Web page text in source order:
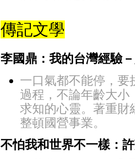
傳記文學
李國鼎：我的台灣經驗
一口氣都不能停，要
過程，不論年齡大小
求知的心靈。著重財
整頓國營事業。
不怕我和世界不一樣：